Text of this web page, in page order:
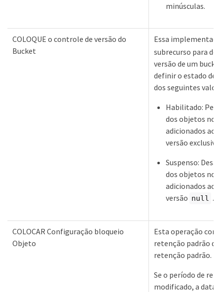
minúsculas.
COLOQUE o controle de versão do
Bucket
Essa
subrecurso para
versão de um
definir o estado de
dos seguintes
Habilitado:
dos objetos no
adicionados ao
versão exclusivo.
Suspenso:
dos objetos no
adicionados ao
versão null .
COLOCAR Configuração bloqueio
Objeto
Esta operação
retenção padrão
retenção padrão.
Se o período de
modificado, a data